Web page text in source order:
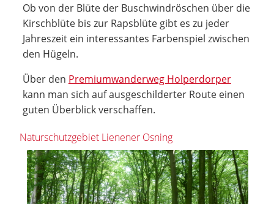
Ob von der Blüte der Buschwindröschen über die
Kirschblüte bis zur Rapsblüte gibt es zu jeder
Jahreszeit ein interessantes Farbenspiel zwischen
den Hügeln.
Über den Premiumwanderweg Holperdorper
kann man sich auf ausgeschilderter Route einen
guten Überblick verschaffen.
Naturschutzgebiet Lienener Osning